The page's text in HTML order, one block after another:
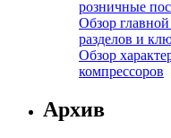
розничные
Обзор
разделов и
Обзор
компрессоров
Архив